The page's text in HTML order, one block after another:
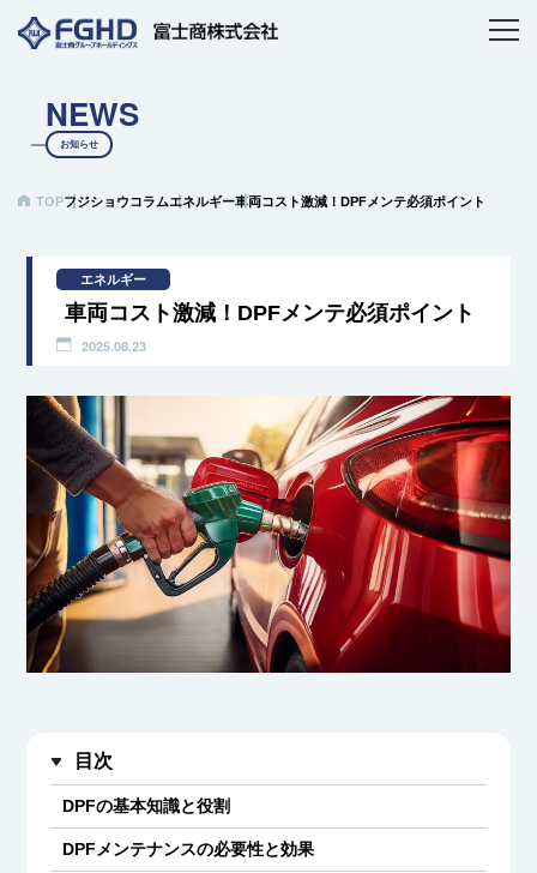
NEWS
お知らせ
TOPフジショウコラムエネルギー車両コスト激減！DPFメンテ必須ポイント
エネルギー
車両コスト激減！DPFメンテ必須ポイント
2025.08.23
目次
DPFの基本知識と役割
DPFメンテナンスの必要性と効果